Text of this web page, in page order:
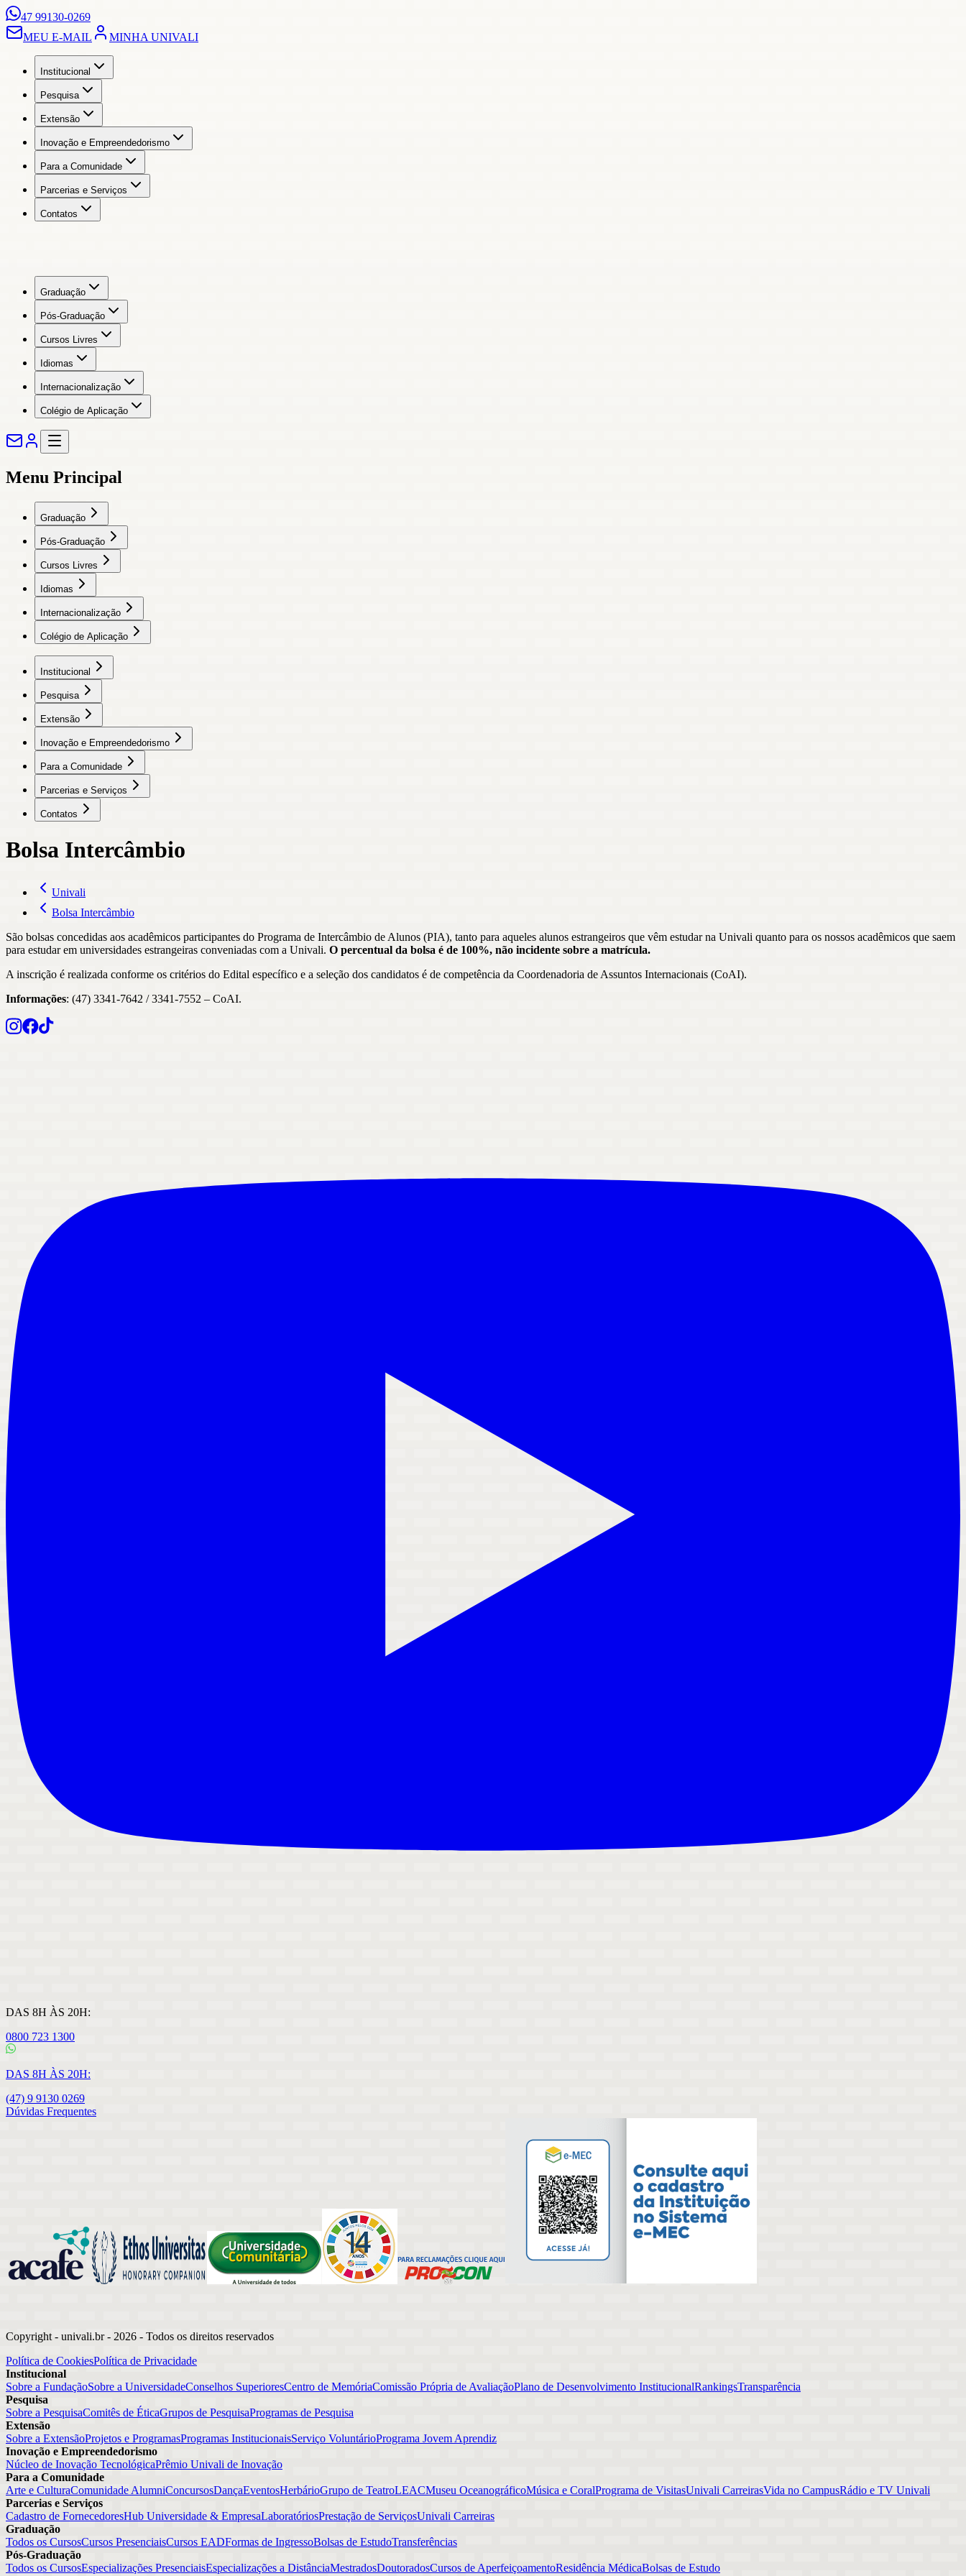
47 99130-0269
MEU E-MAIL
MINHA UNIVALI
Institucional
Pesquisa
Extensão
Inovação e Empreendedorismo
Para a Comunidade
Parcerias e Serviços
Contatos
Graduação
Pós-Graduação
Cursos Livres
Idiomas
Internacionalização
Colégio de Aplicação
Menu Principal
Graduação
Pós-Graduação
Cursos Livres
Idiomas
Internacionalização
Colégio de Aplicação
Institucional
Pesquisa
Extensão
Inovação e Empreendedorismo
Para a Comunidade
Parcerias e Serviços
Contatos
Bolsa Intercâmbio
Univali
Bolsa Intercâmbio
São bolsas concedidas aos acadêmicos participantes do Programa de Intercâmbio de Alunos (PIA), tanto para aqueles alunos estrangeiros que vêm estudar na Univali quanto para os nossos acadêmicos que saem
para estudar em universidades estrangeiras conveniadas com a Univali. O percentual da bolsa é de 100%, não incidente sobre a matrícula.
A inscrição é realizada conforme os critérios do Edital específico e a seleção dos candidatos é de competência da Coordenadoria de Assuntos Internacionais (CoAI).
Informações: (47) 3341-7642 / 3341-7552 – CoAI.
DAS 8H ÀS 20H:
0800 723 1300
DAS 8H ÀS 20H:
(47) 9 9130 0269
Dúvidas Frequentes
Copyright - univali.br - 2026 - Todos os direitos reservados
Política de CookiesPolítica de Privacidade
Institucional
Sobre a FundaçãoSobre a UniversidadeConselhos SuperioresCentro de MemóriaComissão Própria de AvaliaçãoPlano de Desenvolvimento InstitucionalRankingsTransparência
Pesquisa
Sobre a PesquisaComitês de ÉticaGrupos de PesquisaProgramas de Pesquisa
Extensão
Sobre a ExtensãoProjetos e ProgramasProgramas InstitucionaisServiço VoluntárioPrograma Jovem Aprendiz
Inovação e Empreendedorismo
Núcleo de Inovação TecnológicaPrêmio Univali de Inovação
Para a Comunidade
Arte e CulturaComunidade AlumniConcursosDançaEventosHerbárioGrupo de TeatroLEACMuseu OceanográficoMúsica e CoralPrograma de VisitasUnivali CarreirasVida no CampusRádio e TV Univali
Parcerias e Serviços
Cadastro de FornecedoresHub Universidade & EmpresaLaboratóriosPrestação de ServiçosUnivali Carreiras
Graduação
Todos os CursosCursos PresenciaisCursos EADFormas de IngressoBolsas de EstudoTransferências
Pós-Graduação
Todos os CursosEspecializações PresenciaisEspecializações a DistânciaMestradosDoutoradosCursos de AperfeiçoamentoResidência MédicaBolsas de Estudo